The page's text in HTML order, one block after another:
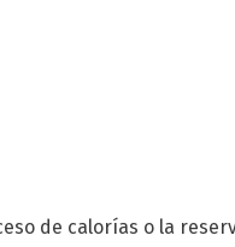
de calorías o la